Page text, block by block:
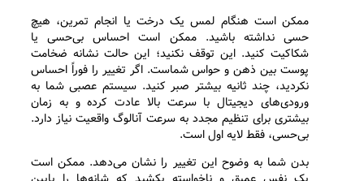
ممکن است هنگام لمس یک درخت یا انجام تمرین، هیچ
حسی نداشته باشید. ممکن است احساس بی‌حسی یا
شکاکیت کنید. این توقف نکنید؛ این حالت نشانه ضخامت
پوست بین ذهن و حواس شماست. اگر تغییر را فوراً احساس
نکردید، چند ثانیه بیشتر صبر کنید. سیستم عصبی شما به
ورودی‌های دیجیتال با سرعت بالا عادت کرده و به زمان
بیشتری برای تنظیم مجدد به سرعت آنالوگ واقعیت نیاز دارد.
بی‌حسی، فقط لایه اول است.
بدن شما به وضوح این تغییر را نشان می‌دهد. ممکن است